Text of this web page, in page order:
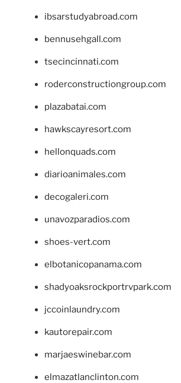
ibsarstudyabroad.com
bennusehgall.com
tsecincinnati.com
roderconstructiongroup.com
plazabatai.com
hawkscayresort.com
hellonquads.com
diarioanimales.com
decogaleri.com
unavozparadios.com
shoes-vert.com
elbotanicopanama.com
shadyoaksrockportrvpark.com
jccoinlaundry.com
kautorepair.com
marjaeswinebar.com
elmazatlanclinton.com